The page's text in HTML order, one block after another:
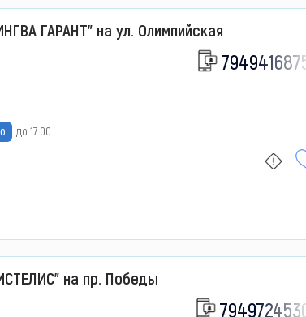
ГАРАНТ" на ул. Олимпийская
до 17:00
на пр. Победы